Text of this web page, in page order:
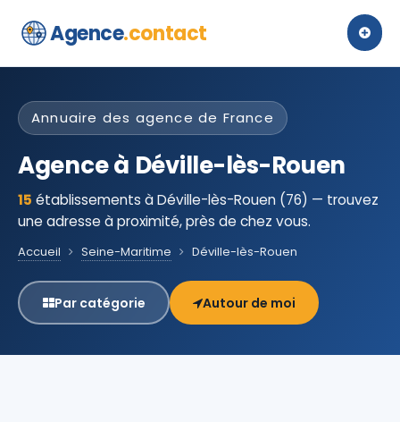
Agence.contact
Annuaire des agence de France
Agence à Déville-lès-Rouen
15 établissements à Déville-lès-Rouen (76) — trouvez
une adresse à proximité, près de chez vous.
Accueil Seine-Maritime Déville-lès-Rouen
Par catégorie Autour de moi